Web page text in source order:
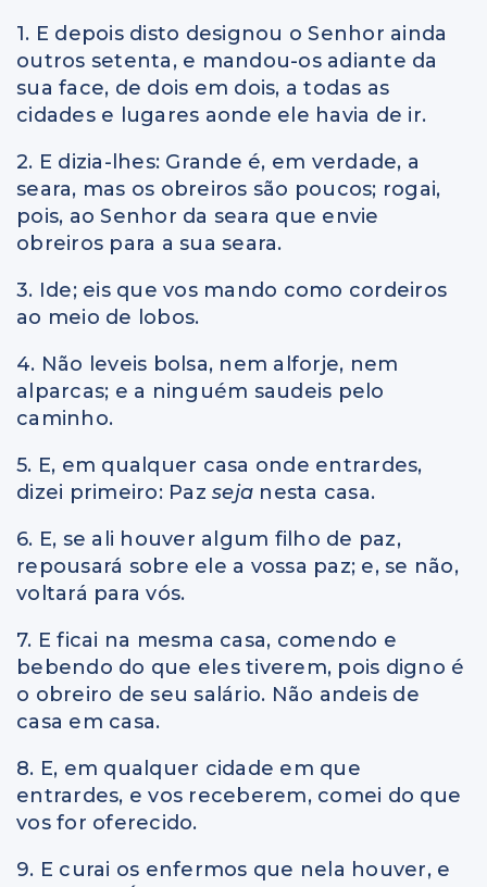
1. E depois disto designou o Senhor ainda
outros setenta, e mandou-os adiante da
sua face, de dois em dois, a todas as
cidades e lugares aonde ele havia de ir.
2. E dizia-lhes: Grande é, em verdade, a
seara, mas os obreiros são poucos; rogai,
pois, ao Senhor da seara que envie
obreiros para a sua seara.
3. Ide; eis que vos mando como cordeiros
ao meio de lobos.
4. Não leveis bolsa, nem alforje, nem
alparcas; e a ninguém saudeis pelo
caminho.
5. E, em qualquer casa onde entrardes,
dizei primeiro: Paz seja nesta casa.
6. E, se ali houver algum filho de paz,
repousará sobre ele a vossa paz; e, se não,
voltará para vós.
7. E ficai na mesma casa, comendo e
bebendo do que eles tiverem, pois digno é
o obreiro de seu salário. Não andeis de
casa em casa.
8. E, em qualquer cidade em que
entrardes, e vos receberem, comei do que
vos for oferecido.
9. E curai os enfermos que nela houver, e